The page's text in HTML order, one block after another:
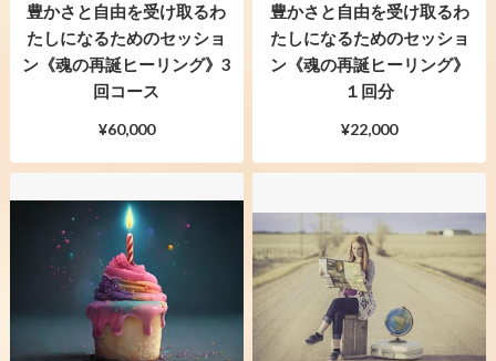
豊かさと自由を受け取るわ
たしになるためのセッショ
ン《魂の再誕ヒーリング》3
回コース
¥60,000
豊かさと自由を受け取るわ
たしになるためのセッショ
ン《魂の再誕ヒーリング》
１回分
¥22,000